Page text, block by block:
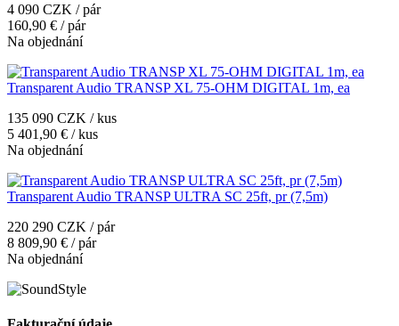
4 090 CZK / pár
160,90 € / pár
Na objednání
Transparent Audio TRANSP XL 75-OHM DIGITAL 1m, ea
135 090 CZK / kus
5 401,90 € / kus
Na objednání
Transparent Audio TRANSP ULTRA SC 25ft, pr (7,5m)
220 290 CZK / pár
8 809,90 € / pár
Na objednání